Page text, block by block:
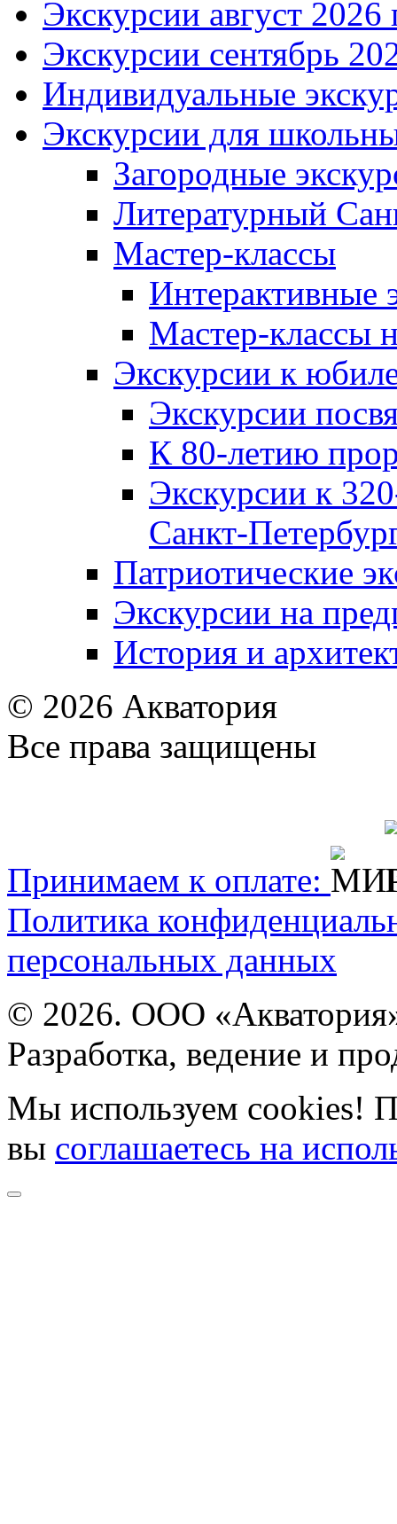
Экскурсии август 2026
Экскурсии сентябрь
Индивидуальные
Экскурсии для
Загородные
Литературный
Мастер-классы
Интерактивные
Мастер-классы
Экскурсии к
Экскурсии
К 80-летию
Экскурсии к
Патриотические
Экскурсии на
История и
© 2026 Акватория
Все права защищены
Принимаем к оплате:
Политика
персональных данных
© 2026. ООО
Разработка, ведение и
Мы используем cookies!
вы соглашаетесь на